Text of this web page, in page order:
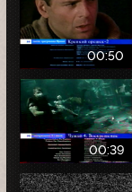
00:50
00:39